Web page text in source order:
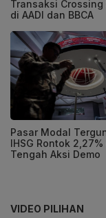
Transaksi Crossing
di AADI dan BBCA
Pasar Modal
IHSG Rontok 2,27%
Tengah Aksi Demo
VIDEO PILIHAN